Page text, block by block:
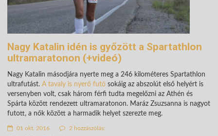
Nagy Katalin idén is győzött a Spartathlon
ultramaratonon (+videó)
Nagy Katalin másodjára nyerte meg a 246 kilométeres Spartathlon
ultrafutást. A tavaly is nyerő futó sokáig az abszolút első helyért is
versenyben volt, csak három férfi tudta megelőzni az Athén és
Spárta között rendezett ultramaratonon. Maráz Zsuzsanna is nagyot
futott, a nők között a harmadik helyet szerezte meg.
01 okt. 2016 2 hozzászólás: